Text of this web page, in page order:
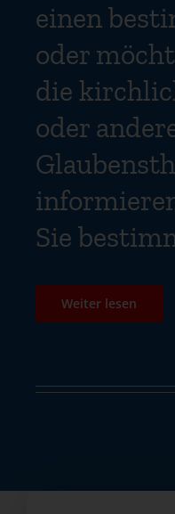
einen
oder
die
oder
Sie
Weiter lesen